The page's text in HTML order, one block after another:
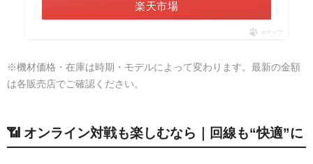
楽天市場
ポチップ
※機材価格・在庫は時期・モデルによって変わります。最新の金額
は各販売店でご確認ください。
📶 オンライン対戦も楽しむなら｜回線も“快適”に